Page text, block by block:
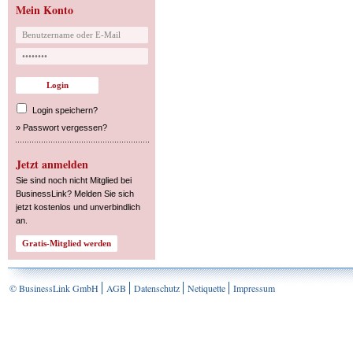
Mein Konto
Login speichern?
» Passwort vergessen?
Jetzt anmelden
Sie sind noch nicht Mitglied bei
BusinessLink? Melden Sie sich
jetzt kostenlos und unverbindlich
an.
© BusinessLink GmbH AGB Datenschutz Netiquette Impressum